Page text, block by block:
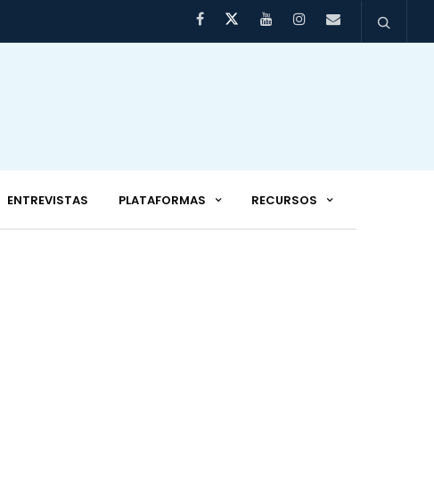
ENTREVISTAS PLATAFORMAS RECURSOS